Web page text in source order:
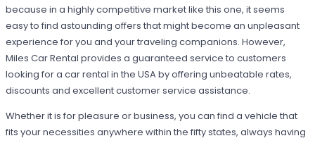
because in a highly competitive market like this one, it seems
easy to find astounding offers that might become an unpleasant
experience for you and your traveling companions. However,
Miles Car Rental provides a guaranteed service to customers
looking for a car rental in the USA by offering unbeatable rates,
discounts and excellent customer service assistance.
Whether it is for pleasure or business, you can find a vehicle that
fits your necessities anywhere within the fifty states, always having